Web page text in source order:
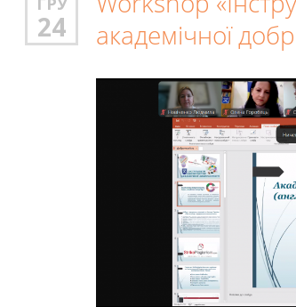
24
академічної